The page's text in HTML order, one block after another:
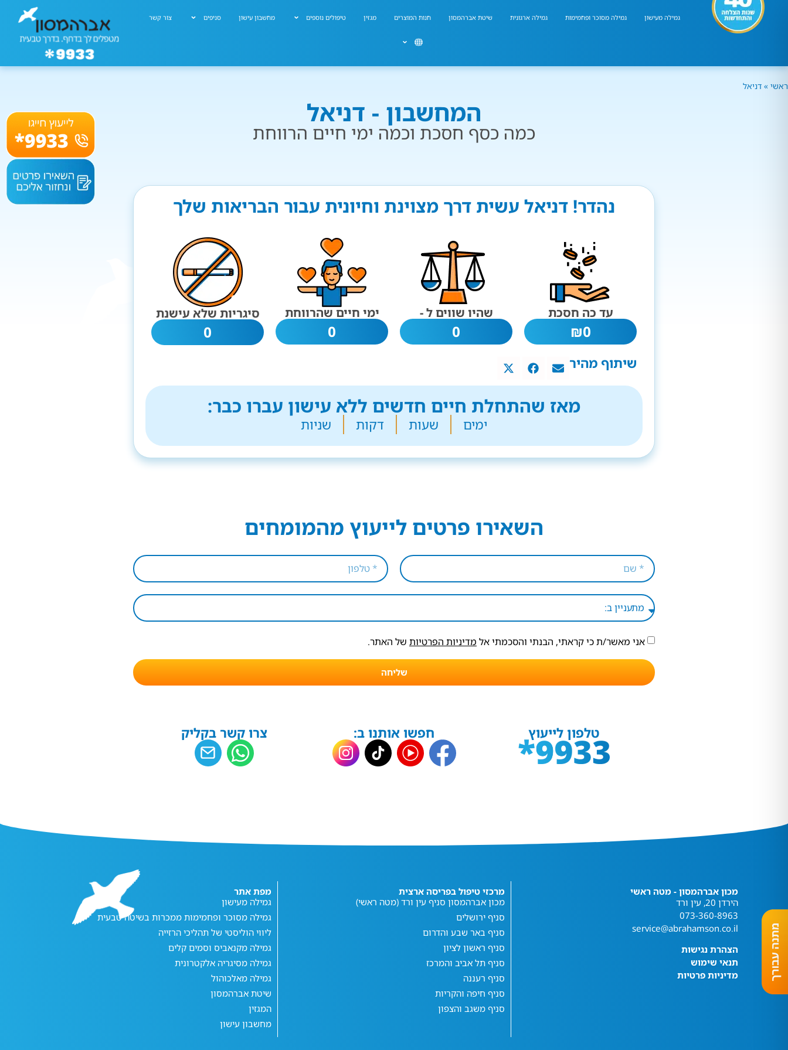
גמילה מעישון גמילה מסוכר ופחמימות גמילה ארגונית שיטת אברהמסון חנות המוצרים מגזין טיפולים נוספים מחשבון עישון סניפים צור קשר
ראשי » דניאל
המחשבון - דניאל
כמה כסף חסכת וכמה ימי חיים הרווחת
נהדר! דניאל עשית דרך מצוינת וחיונית עבור הבריאות שלך
עד כה חסכת
0
₪
שהיו שווים ל -
0
ימי חיים שהרווחת
0
סיגריות שלא עישנת
0
שיתוף מהיר
מאז שהתחלת חיים חדשים ללא עישון עברו כבר:
ימים שעות דקות שניות
השאירו פרטים לייעוץ מהמומחים
אני מאשר/ת כי קראתי, הבנתי והסכמתי אל מדיניות הפרטיות של האתר.
שליחה
טלפון לייעוץ חפשו אותנו ב: צרו קשר בקליק
מכון אברהמסון - מטה ראשי
הירדן 20, עין ורד
073-360-8963
service@abrahamson.co.il
הצהרת נגישות
תנאי שימוש
מדיניות פרטיות
מרכזי טיפול בפריסה ארצית
מכון אברהמסון סניף עין ורד (מטה ראשי)
סניף ירושלים
סניף באר שבע והדרום
סניף ראשון לציון
סניף תל אביב והמרכז
סניף רעננה
סניף חיפה והקריות
סניף משגב והצפון
מפת אתר
גמילה מעישון
גמילה מסוכר ופחמימות ממכרות בשיטה טבעית
ליווי הוליסטי של תהליכי הרזייה
גמילה מקנאביס וסמים קלים
גמילה מסיגריה אלקטרונית
גמילה מאלכוהול
שיטת אברהמסון
המגזין
מחשבון עישון